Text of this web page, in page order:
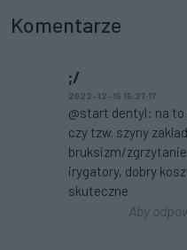
Komentarze
;/
2022-12-15 15:27:17
@start dentyl: na to
czy tzw. szyny
bruksizm/
irygatory, dobry
skuteczne
Aby